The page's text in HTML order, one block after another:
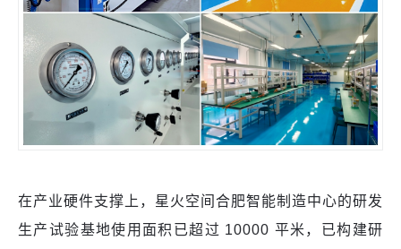
在产业硬件支撑上，星火空间合肥智能制造中心的研发
生产试验基地使用面积已超过 10000 平米，已构建研